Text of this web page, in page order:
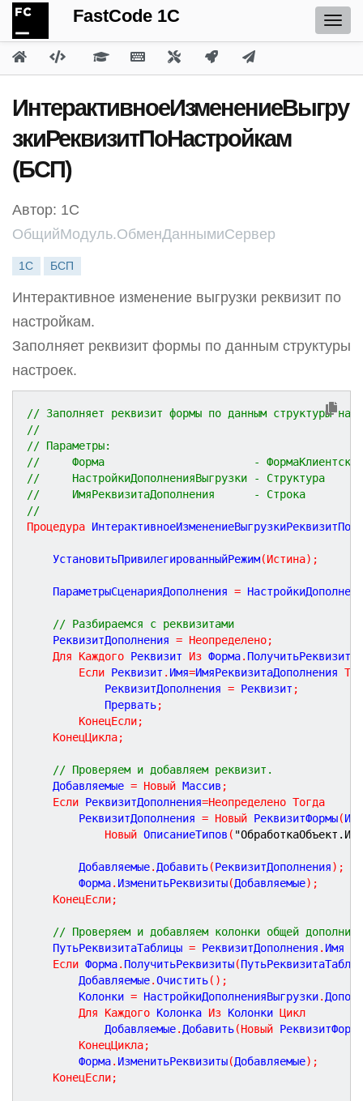
FastCode 1C
ИнтерактивноеИзменениеВыгру
зкиРеквизитПоНастройкам
(БСП)
Автор: 1С
ОбщийМодуль.ОбменДаннымиСервер
1С БСП
Интерактивное изменение выгрузки реквизит по
настройкам.
Заполняет реквизит формы по данным структуры
настроек.
// Заполняет реквизит формы по данным структуры
//
// Параметры:
//     Форма                       -
//     НастройкиДополненияВыгрузки - Структура
//     ИмяРеквизитаДополнения      - Строка           -
//
Процедура
	УстановитьПривилегированныйРежим
(Истина) ;
	ПараметрыСценарияДополнения
=
// Разбираемся с реквизитами
	РеквизитДополнения
= Неопределено;
Для
Каждого Реквизит Из Форма. ПолучитьРеквизиты
Если Реквизит . Имя=ИмяРеквизитаДополнения
			РеквизитДополнения
= Реквизит ;
			Прервать
;
КонецЕсли;
КонецЦикла;
// Проверяем и добавляем реквизит.
	Добавляемые
= Новый Массив ;
Если РеквизитДополнения=Неопределено Тогда
		РеквизитДополнения
= Новый РеквизитФормы(
Новый ОписаниеТипов (
		Добавляемые
. Добавить(РеквизитДополнения) ;
		Форма
. ИзменитьРеквизиты(Добавляемые) ;
КонецЕсли;
// Проверяем и добавляем колонки общей
	ПутьРеквизитаТаблицы
= РеквизитДополнения . Имя
Если Форма. ПолучитьРеквизиты(
		Добавляемые
.Очистить( ) ;
		Колонки
= НастройкиДополненияВыгрузки.
Для
Каждого Колонка Из Колонки Цикл
			Добавляемые
. Добавить(Новый РеквизитФормы
КонецЦикла;
		Форма
. ИзменитьРеквизиты(Добавляемые) ;
КонецЕсли;